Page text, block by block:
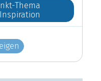
Thema